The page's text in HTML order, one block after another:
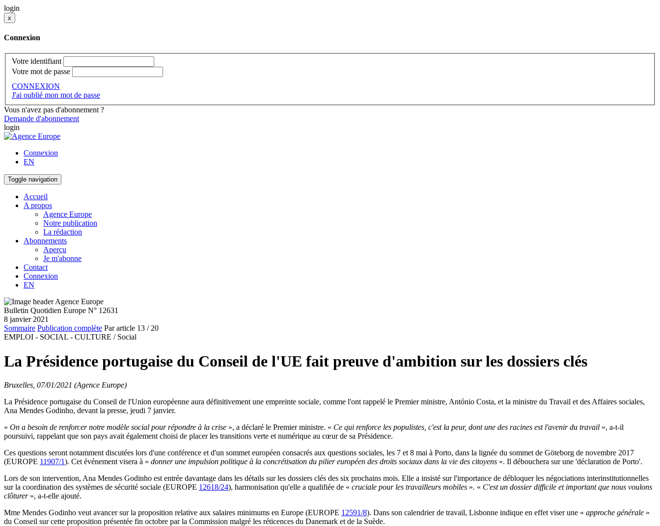
login
x
Connexion
Votre identifiant
Votre mot de passe
CONNEXION
J'ai oublié mon mot de passe
Vous n'avez pas d'abonnement ?
Demande d'abonnement
login
Connexion
EN
Toggle navigation
Accueil
A propos
Agence Europe
Notre publication
La rédaction
Abonnements
Aperçu
Je m'abonne
Contact
Connexion
EN
Bulletin Quotidien Europe N° 12631
8 janvier 2021
Sommaire Publication complète Par article 13 / 20
EMPLOI - SOCIAL - CULTURE / Social
La Présidence portugaise du Conseil de l'UE fait preuve d'ambition sur les dossiers clés
Bruxelles, 07/01/2021 (Agence Europe)
La Présidence portugaise du Conseil de l'Union européenne aura définitivement une empreinte sociale, comme l'ont rappelé le Premier ministre, António Costa, et la ministre du Travail et des Affaires sociales,
Ana Mendes Godinho, devant la presse, jeudi 7 janvier.
« On a besoin de renforcer notre modèle social pour répondre à la crise », a déclaré le Premier ministre. « Ce qui renforce les populistes, c'est la peur, dont une des racines est l'avenir du travail », a-t-il
poursuivi, rappelant que son pays avait également choisi de placer les transitions verte et numérique au cœur de sa Présidence.
Ces questions seront notamment discutées lors d'une conférence et d'un sommet européen consacrés aux questions sociales, les 7 et 8 mai à Porto, dans la lignée du sommet de Göteborg de novembre 2017
(EUROPE 11907/1). Cet événement visera à « donner une impulsion politique à la concrétisation du pilier européen des droits sociaux dans la vie des citoyens ». Il débouchera sur une 'déclaration de Porto'.
Lors de son intervention, Ana Mendes Godinho est entrée davantage dans les détails sur les dossiers clés des six prochains mois. Elle a insisté sur l'importance de débloquer les négociations interinstitutionnelles
sur la coordination des systèmes de sécurité sociale (EUROPE 12618/24), harmonisation qu'elle a qualifiée de « cruciale pour les travailleurs mobiles ». « C'est un dossier difficile et important que nous voulons
clôturer », a-t-elle ajouté.
Mme Mendes Godinho veut avancer sur la proposition relative aux salaires minimums en Europe (EUROPE 12591/8). Dans son calendrier de travail, Lisbonne indique en effet viser une « approche générale »
du Conseil sur cette proposition présentée fin octobre par la Commission malgré les réticences du Danemark et de la Suède.